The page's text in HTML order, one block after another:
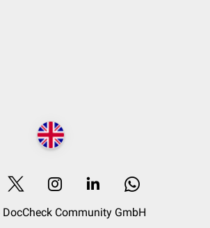
Community GmbH